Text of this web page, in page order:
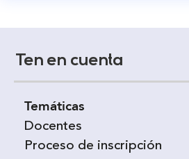
Ten en cuenta
Temáticas
Docentes
Proceso de inscripción